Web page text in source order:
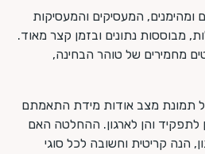
ומהימנים, המעסיקים והמעסיקות
מבוססות נתונים ובזמן קצר מאוד.
מחמירים של טוהר הבחינה,
תמונת מצב אודות מידת התאמתם
לתפקיד והן לארגון. ההחלטה האם
הנה קריטית וחשובה לכל סוגי